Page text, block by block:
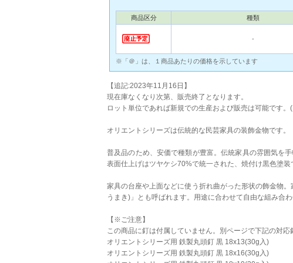
商品区分 種類
‐
※「＠」は、１商品あたりの価格を示しています
【追記:2023年11月16日】
現在庫なくなり次第、販売終了となります。
ロット単位であれば新規での生産および販売は可能です
オリエントシリーズは伝統的な民芸家具の装飾金物です。
普及品のため、安価で種類が豊富。伝統家具の雰囲気を
表面仕上げはツヤケシ70%で統一された、焼付け黒色塗装
家具の台座や上面などに使う折れ曲がった形状の飾金物
うまき)」とも呼ばれます。用途に合わせて自由な組み合わ
【※ご注意】
この商品に釘は付属していません。別ページで下記の対応
オリエントシリーズ用 鉄製丸頭釘 黒 18x13(30g入)
オリエントシリーズ用 鉄製丸頭釘 黒 18x16(30g入)